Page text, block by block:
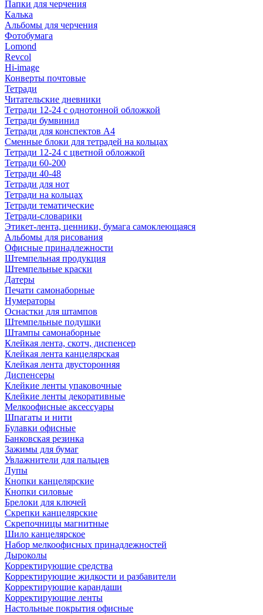
Папки для черчения
Калька
Альбомы для черчения
Фотобумага
Lomond
Revcol
Hi-image
Конверты почтовые
Тетради
Читательские дневники
Тетради 12-24 с однотонной обложкой
Тетради бумвинил
Тетради для конспектов А4
Сменные блоки для тетрадей на кольцах
Тетради 12-24 с цветной обложкой
Тетради 60-200
Тетради 40-48
Тетради для нот
Тетради на кольцах
Тетради тематические
Тетради-словарики
Этикет-лента, ценники, бумага самоклеющаяся
Альбомы для рисования
Офисные принадлежности
Штемпельная продукция
Штемпельные краски
Датеры
Печати самонаборные
Нумераторы
Оснастки для штампов
Штемпельные подушки
Штампы самонаборные
Клейкая лента, скотч, диспенсер
Клейкая лента канцелярская
Клейкая лента двусторонняя
Диспенсеры
Клейкие ленты упаковочные
Клейкие ленты декоративные
Мелкоофисные аксессуары
Шпагаты и нити
Булавки офисные
Банковская резинка
Зажимы для бумаг
Увлажнители для пальцев
Лупы
Кнопки канцелярские
Кнопки силовые
Брелоки для ключей
Скрепки канцелярские
Скрепочницы магнитные
Шило канцелярское
Набор мелкоофисных принадлежностей
Дыроколы
Корректирующие средства
Корректирующие жидкости и разбавители
Корректирующие карандаши
Корректирующие ленты
Настольные покрытия офисные